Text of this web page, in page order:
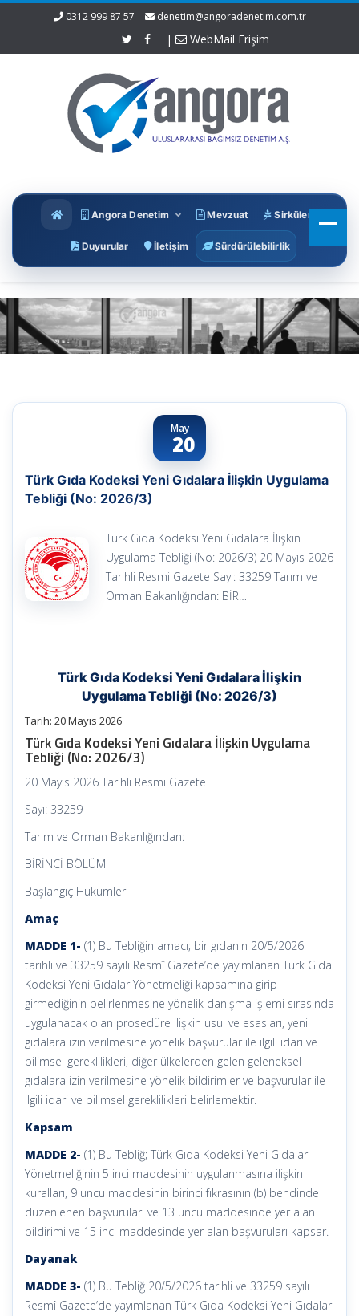
0312 999 87 57 denetim@angoradenetim.com.tr
| WebMail Erişim
Angora Denetim Mevzuat Sirküler
Duyurular İletişim Sürdürülebilirlik
May
20
Türk Gıda Kodeksi Yeni Gıdalara İlişkin Uygulama
Tebliği (No: 2026/3)
Türk Gıda Kodeksi Yeni Gıdalara İlişkin
Uygulama Tebliği (No: 2026/3) 20 Mayıs 2026
Tarihli Resmi Gazete Sayı: 33259 Tarım ve
Orman Bakanlığından: BİR…
Türk Gıda Kodeksi Yeni Gıdalara İlişkin
Uygulama Tebliği (No: 2026/3)
Tarih: 20 Mayıs 2026
Türk Gıda Kodeksi Yeni Gıdalara İlişkin Uygulama
Tebliği (No: 2026/3)
20 Mayıs 2026 Tarihli Resmi Gazete
Sayı: 33259
Tarım ve Orman Bakanlığından:
BİRİNCİ BÖLÜM
Başlangıç Hükümleri
Amaç
MADDE 1- (1) Bu Tebliğin amacı; bir gıdanın 20/5/2026
tarihli ve 33259 sayılı Resmî Gazete’de yayımlanan Türk Gıda
Kodeksi Yeni Gıdalar Yönetmeliği kapsamına girip
girmediğinin belirlenmesine yönelik danışma işlemi sırasında
uygulanacak olan prosedüre ilişkin usul ve esasları, yeni
gıdalara izin verilmesine yönelik başvurular ile ilgili idari ve
bilimsel gereklilikleri, diğer ülkelerden gelen geleneksel
gıdalara izin verilmesine yönelik bildirimler ve başvurular ile
ilgili idari ve bilimsel gereklilikleri belirlemektir.
Kapsam
MADDE 2- (1) Bu Tebliğ; Türk Gıda Kodeksi Yeni Gıdalar
Yönetmeliğinin 5 inci maddesinin uygulanmasına ilişkin
kuralları, 9 uncu maddesinin birinci fıkrasının (b) bendinde
düzenlenen başvuruları ve 13 üncü maddesinde yer alan
bildirimi ve 15 inci maddesinde yer alan başvuruları kapsar.
Dayanak
MADDE 3- (1) Bu Tebliğ 20/5/2026 tarihli ve 33259 sayılı
Resmî Gazete’de yayımlanan Türk Gıda Kodeksi Yeni Gıdalar